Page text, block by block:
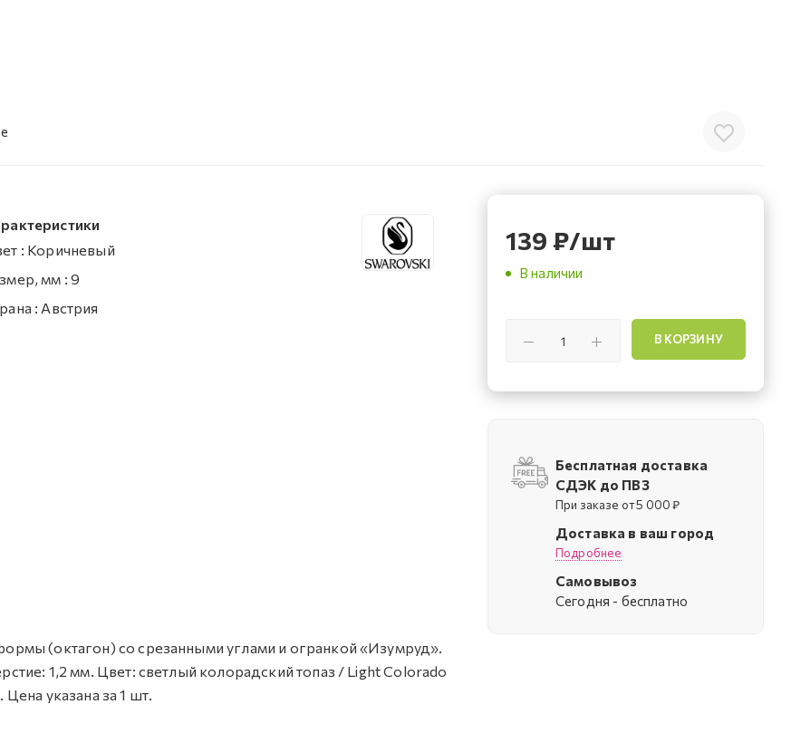
: Коричневый
мм : 9
: Австрия
(октагон) со срезанными углами и огранкой «Изумруд».
1,2 мм. Цвет: светлый колорадский топаз / Light Colorado
указана за 1 шт.
139 ₽/шт
В наличии
В КОРЗИНУ
Бесплатная доставка
СДЭК до ПВЗ
При заказе от 5 000 ₽
Доставка в ваш город
Подробнее
Самовывоз
Cегодня - бесплатно